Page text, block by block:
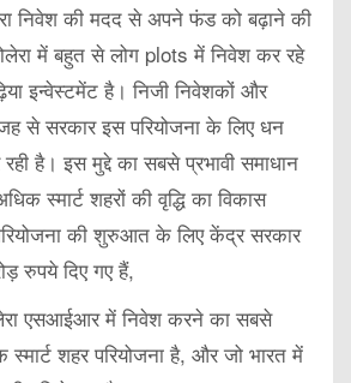
निवेश की मदद से अपने फंड को बढ़ाने की
में बहुत से लोग plots में निवेश कर रहे
इन्वेस्टमेंट है। निजी निवेशकों और
से सरकार इस परियोजना के लिए धन
है। इस मुद्दे का सबसे प्रभावी समाधान
स्मार्ट शहरों की वृद्धि का विकास
की शुरुआत के लिए केंद्र सरकार
रुपये दिए गए हैं,
एसआईआर में निवेश करने का सबसे
शहर परियोजना है, और जो भारत में